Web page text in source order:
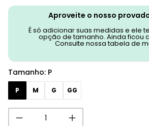
Aproveite o nosso
É só adicionar suas medidas e ele
opção de tamanho. Ainda ficou
Consulte nossa tabela de
Tamanho: P
P M G GG